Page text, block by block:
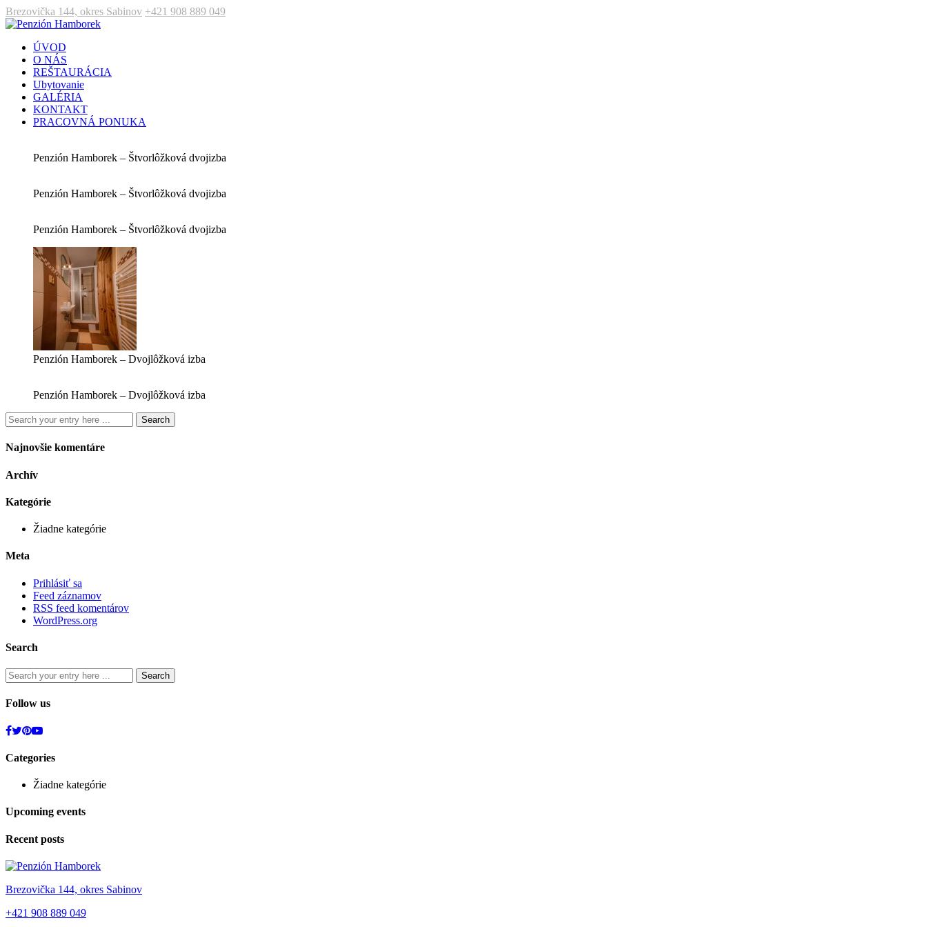
Brezovička 144, okres Sabinov +421 908 889 049
ÚVOD
O NÁS
REŠTAURÁCIA
Ubytovanie
GALÉRIA
KONTAKT
PRACOVNÁ PONUKA
Penzión Hamborek – Štvorlôžková dvojizba
Penzión Hamborek – Štvorlôžková dvojizba
Penzión Hamborek – Štvorlôžková dvojizba
Penzión Hamborek – Dvojlôžková izba
Penzión Hamborek – Dvojlôžková izba
Najnovšie komentáre
Archív
Kategórie
Žiadne kategórie
Meta
Prihlásiť sa
Feed záznamov
RSS feed komentárov
WordPress.org
Search
Follow us
Categories
Žiadne kategórie
Upcoming events
Recent posts
Brezovička 144, okres Sabinov
+421 908 889 049